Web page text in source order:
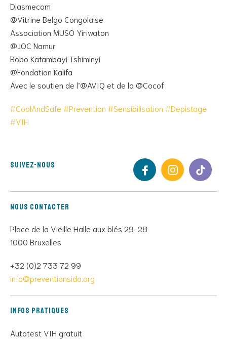
Diasmecom
@Vitrine Belgo Congolaise
Association MUSO Yiriwaton
@JOC Namur
Bobo Katambayi Tshiminyi
@Fondation Kalifa
Avec le soutien de l’@AVIQ et de la @Cocof
#CoolAndSafe #Prevention #Sensibilisation #Depistage
#VIH
Suivez-nous
Nous contacter
Place de la Vieille Halle aux blés 29-28
1000 Bruxelles
+32 (0)2 733 72 99
info@preventionsida.org
Infos pratiques
Autotest VIH gratuit